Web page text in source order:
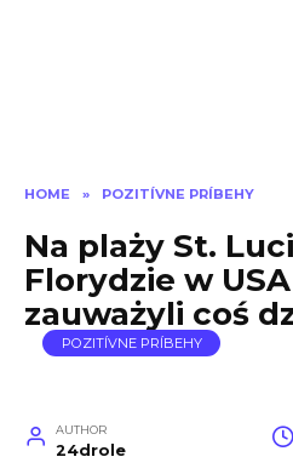
HOME » POZITÍVNE PRÍBEHY
Na plaży St.
Florydzie w
zauważyli coś
POZITÍVNE PRÍBEHY
AUTHOR
24drole